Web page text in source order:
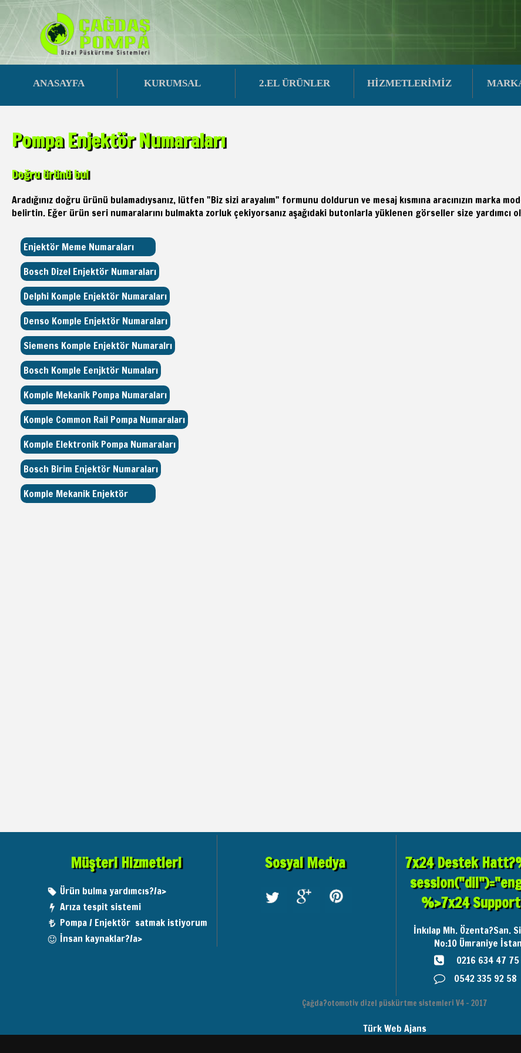
ANASAYFA KURUMSAL 2.EL ÜRÜNLER HİZMETLERİMİZ
Pompa Enjektör Numaraları
Doğru ürünü bul
Aradığınız doğru ürünü bulamadıysanız, lütfen "Biz sizi arayalım" formunu doldurun ve mesaj kısmına aracınızın marka
belirtin. Eğer ürün seri numaralarını bulmakta zorluk çekiyorsanız aşağıdaki butonlarla yüklenen görseller size yardımcı
Enjektör Meme Numaraları
Bosch Dizel Enjektör Numaraları
Delphi Komple Enjektör Numaraları
Denso Komple Enjektör Numaraları
Siemens Komple Enjektör Numaralrı
Bosch Komple Eenjktör Numaları
Komple Mekanik Pompa Numaraları
Komple Common Rail Pompa Numaraları
Komple Elektronik Pompa Numaraları
Bosch Birim Enjektör Numaraları
Komple Mekanik Enjektör
Müşteri Hizmetleri
Ürün bulma yardımcıs?/a>
Arıza tespit sistemi
Pompa / Enjektör satmak istiyorum
İnsan kaynaklar?/a>
Sosyal Medya
7x24 Destek
%>7x24
İnkılap Mh. Özenta?San.
No:10 Ümraniye
0216 634 47 75
0542 335 92 58
Çağda?otomotiv dizel püskürtme sistemleri V4 - 2017
Türk Web Ajans